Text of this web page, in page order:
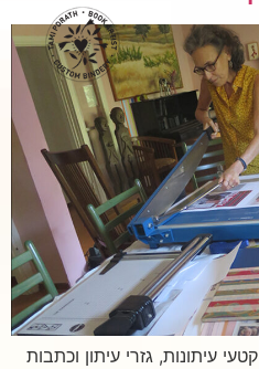
אלבום שיש בו למעלה מ-400 קטעי עיתונות, גזרי עיתון וכתבות